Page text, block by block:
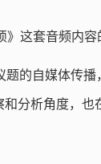
这套音频内容
的自媒体传
分析角度，